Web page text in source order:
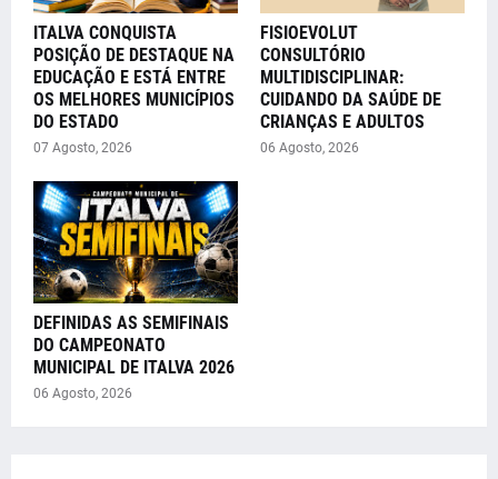
ITALVA CONQUISTA
POSIÇÃO DE DESTAQUE NA
EDUCAÇÃO E ESTÁ ENTRE
OS MELHORES MUNICÍPIOS
DO ESTADO
07 Agosto, 2026
FISIOEVOLUT
CONSULTÓRIO
MULTIDISCIPLINAR:
CUIDANDO DA SAÚDE DE
CRIANÇAS E ADULTOS
06 Agosto, 2026
DEFINIDAS AS SEMIFINAIS
DO CAMPEONATO
MUNICIPAL DE ITALVA 2026
06 Agosto, 2026